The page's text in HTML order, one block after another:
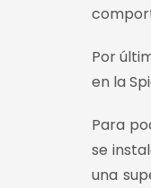
Por
en la
Para
se
una